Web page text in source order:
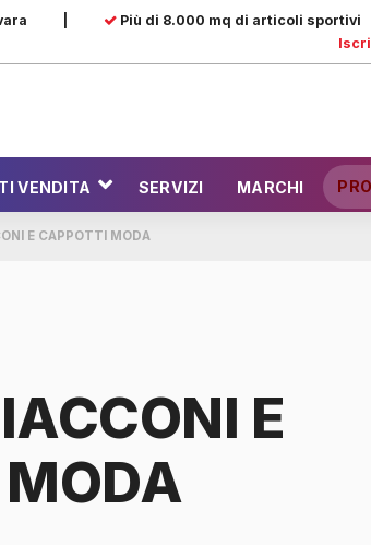
Più di 8.000 mq di articoli sportivi
VENDITA SERVIZI MARCHI
E CAPPOTTI MODA
E